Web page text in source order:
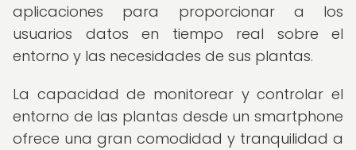
aplicaciones para proporcionar a los
usuarios datos en tiempo real sobre el
entorno y las necesidades de sus plantas.
La capacidad de monitorear y controlar el
entorno de las plantas desde un smartphone
ofrece una gran comodidad y tranquilidad a